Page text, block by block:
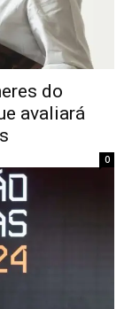
do
avaliará
0